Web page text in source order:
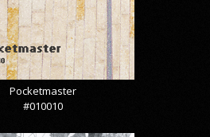
Pocketmaster
#010010